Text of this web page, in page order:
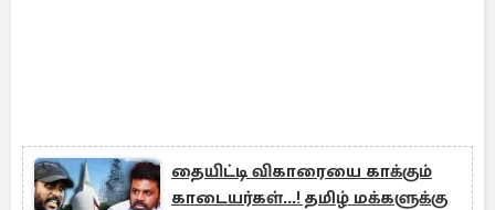
தையிட்டி விகாரையை காக்கும்
காடையர்கள்...! தமிழ் மக்களுக்கு